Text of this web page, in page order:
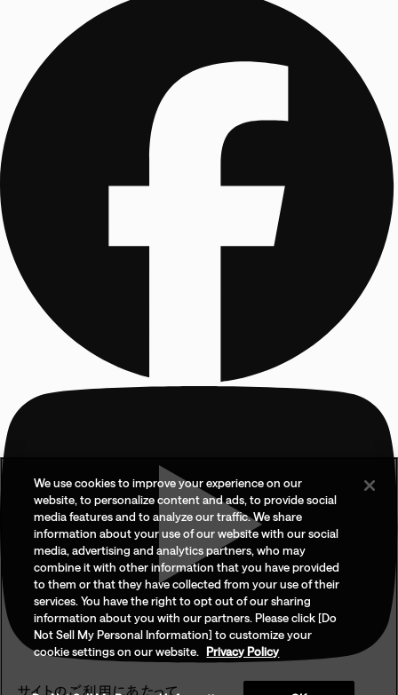
サイトのご利用にあたって
We use cookies to improve your experience on our
website, to personalize content and ads, to provide social
media features and to analyze our traffic. We share
information about your use of our website with our social
media, advertising and analytics partners, who may
combine it with other information that you have provided
to them or that they have collected from your use of their
services. You have the right to opt out of our sharing
information about you with our partners. Please click [Do
Not Sell My Personal Information] to customize your
cookie settings on our website.
Privacy Policy